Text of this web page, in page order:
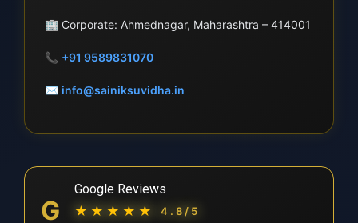
🏢 Corporate: Ahmednagar, Maharashtra – 414001
📞 +91 9589831070
✉ info@sainiksuvidha.in
G
Google Reviews
★★★★★
4.8/5